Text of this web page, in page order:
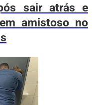
sair atrás e
amistoso no